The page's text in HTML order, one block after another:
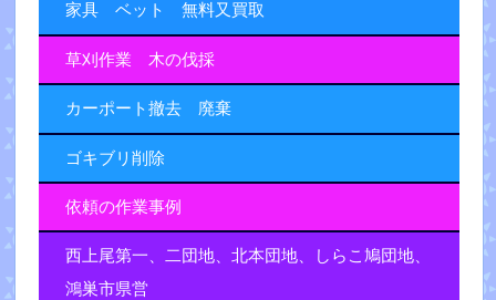
家具 ベット 無料又買取
草刈作業 木の伐採
カーポート撤去 廃棄
ゴキブリ削除
依頼の作業事例
西上尾第一、二団地、北本団地、しらこ鳩団地、
鴻巣市県営